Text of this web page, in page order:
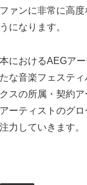
ァンに非常に高
になります。
におけるAEGア
な音楽フェステ
スの所属・契約
ーティストのグ
力していきます。